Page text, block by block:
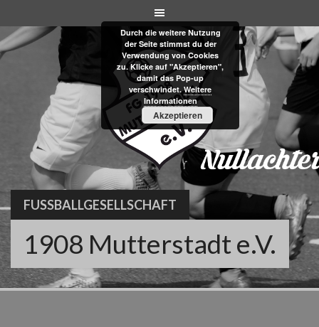
to
content
FUSSBALLGESELLSCHAFT
1908 Mutterstadt e.V.
Durch die weitere Nutzung
der Seite stimmst du der
Verwendung von Cookies
zu. Klicke auf "Akzeptieren",
damit das Pop-up
verschwindet.Weitere
Informationen
Akzeptieren